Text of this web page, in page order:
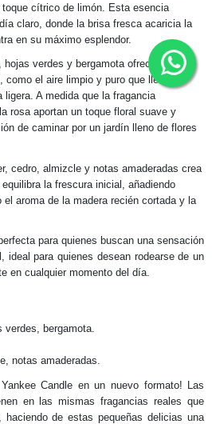
cítrico de limón. Esta esencia
claro, donde la brisa fresca acaricia la
en su máximo esplendor.
verdes y bergamota ofrecen una
el aire limpio y puro que llena el
A medida que la fragancia
rosa aportan un toque floral suave y
de caminar por un jardín lleno de flores
cedro, almizcle y notas amaderadas crea
la frescura inicial, añadiendo
aroma de la madera recién cortada y la
para quienes buscan una sensación
ideal para quienes desean rodearse de un
en cualquier momento del día.
verdes, bergamota.
notas amaderadas.
Candle en un nuevo formato! Las
en las mismas fragancias reales que
de estas pequeñas delicias una